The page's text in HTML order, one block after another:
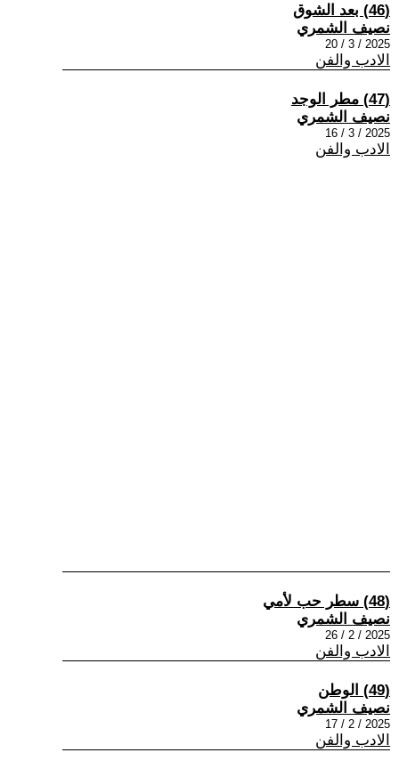
(46) بعد الشوق
نصيف الشمري
2025 / 3 / 20
الادب والفن
(47) مطر الوجد
نصيف الشمري
2025 / 3 / 16
الادب والفن
(48) سطر حب لأمي
نصيف الشمري
2025 / 2 / 26
الادب والفن
(49) الوطن
نصيف الشمري
2025 / 2 / 17
الادب والفن